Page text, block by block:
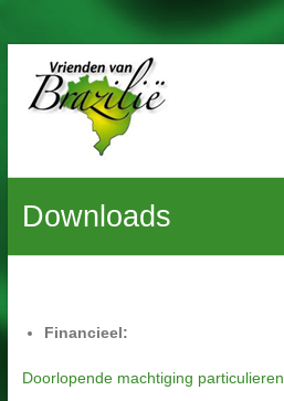
naarVrienden
van
Brazilië
van
leven,
kinderen
ook
beleven
Downloads
Financieel:
Doorlopende machtiging particulieren